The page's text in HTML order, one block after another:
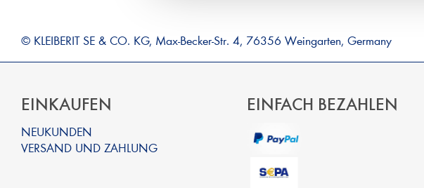
© KLEIBERIT SE & CO. KG, Max-Becker-Str. 4, 76356 Weingarten, Germany
EINKAUFEN
NEUKUNDEN
VERSAND UND ZAHLUNG
EINFACH BEZAHLEN